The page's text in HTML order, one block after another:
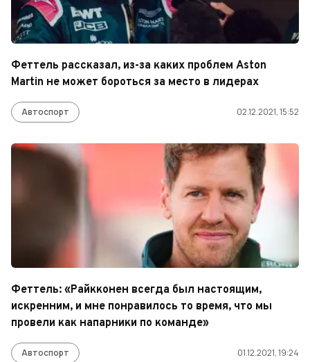
Феттель рассказал, из-за каких проблем Aston
Martin не может бороться за место в лидерах
Автоспорт 02.12.2021, 15:52
Феттель: «Райкконен всегда был настоящим,
искренним, и мне понравилось то время, что мы
провели как напарники по команде»
Автоспорт 01.12.2021, 19:24